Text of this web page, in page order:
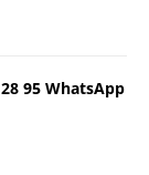
95 WhatsApp